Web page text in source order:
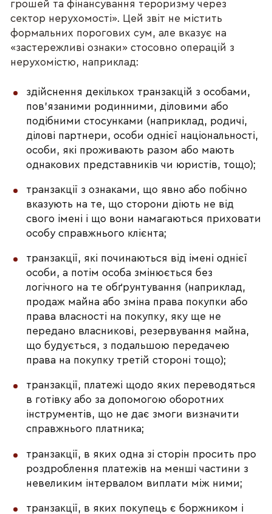
грошей та фінансування тероризму через
сектор нерухомості». Цей звіт не містить
формальних порогових сум, але вказує на
«застережливі ознаки» стосовно операцій з
нерухомістю, наприклад:
здійснення декількох транзакцій з особами,
пов’язаними родинними, діловими або
подібними стосунками (наприклад, родичі,
ділові партнери, особи однієї національності,
особи, які проживають разом або мають
однакових представників чи юристів, тощо);
транзакції з ознаками, що явно або побічно
вказують на те, що сторони діють не від
свого імені і що вони намагаються приховати
особу справжнього клієнта;
транзакції, які починаються від імені однієї
особи, а потім особа змінюється без
логічного на те обґрунтування (наприклад,
продаж майна або зміна права покупки або
права власності на покупку, яку ще не
передано власникові, резервування майна,
що будується, з подальшою передачею
права на покупку третій стороні тощо);
транзакції, платежі щодо яких переводяться
в готівку або за допомогою оборотних
інструментів, що не дає змоги визначити
справжнього платника;
транзакції, в яких одна зі сторін просить про
роздроблення платежів на менші частини з
невеликим інтервалом виплати між ними;
транзакції, в яких покупець є боржником і